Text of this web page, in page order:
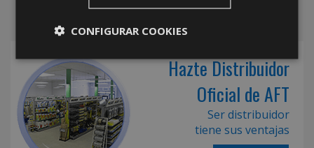
Hazte Distribuidor
Oficial de AFT
Ser distribuidor
tiene sus ventajas
CONFIGURAR COOKIES